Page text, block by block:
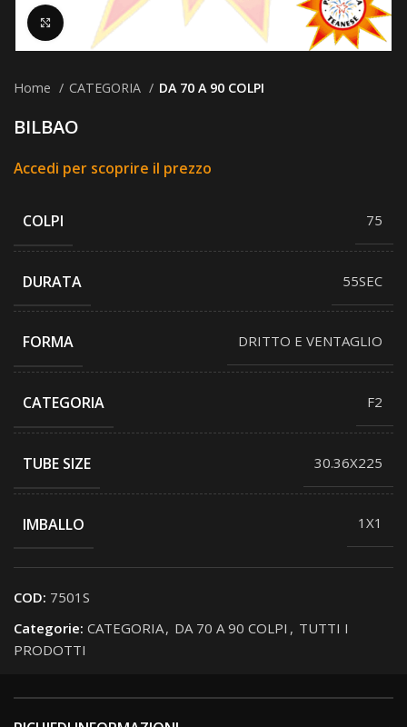
Clicca per ingrandire
Home CATEGORIA DA 70 A 90 COLPI
BILBAO
Accedi per scoprire il prezzo
COLPI 75
DURATA 55SEC
FORMA DRITTO E VENTAGLIO
CATEGORIA F2
TUBE SIZE 30.36X225
IMBALLO 1X1
COD: 7501S
Categorie: CATEGORIA, DA 70 A 90 COLPI , TUTTI I
PRODOTTI